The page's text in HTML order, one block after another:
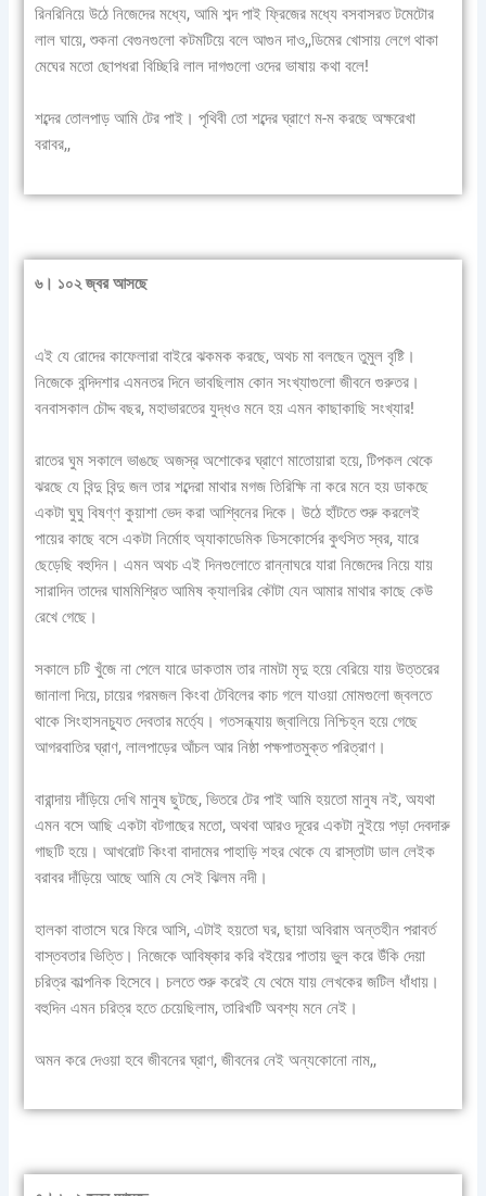
রিনরিনিয়ে উঠে নিজেদের মধ্যে, আমি শব্দ পাই ফ্রিজের মধ্যে বসবাসরত টমেটোর
লাল ঘায়ে, শুকনা বেগুনগুলো কটমটিয়ে বলে আগুন দাও,,ডিমের খোসায় লেগে থাকা
মেঘের মতো ছোপধরা বিচ্ছিরি লাল দাগগুলো ওদের ভাষায় কথা বলে!
শব্দের তোলপাড় আমি টের পাই। পৃথিবী তো শব্দের ঘ্রাণে ম-ম করছে অক্ষরেখা
বরাবর,,
৬। ১০২ জ্বর আসছে
এই যে রোদের কাফেলারা বাইরে ঝকমক করছে, অথচ মা বলছেন তুমুল বৃষ্টি।
নিজেকে বন্দিদশার এমনতর দিনে ভাবছিলাম কোন সংখ্যাগুলো জীবনে গুরুতর।
বনবাসকাল চৌদ্দ বছর, মহাভারতের যুদ্ধও মনে হয় এমন কাছাকাছি সংখ্যার!
রাতের ঘুম সকালে ভাঙছে অজস্র অশোকের ঘ্রাণে মাতোয়ারা হয়ে, টিপকল থেকে
ঝরছে যে বিন্দু বিন্দু জল তার শব্দেরা মাথার মগজ তিরিক্ষি না করে মনে হয় ডাকছে
একটা ঘুঘু বিষণ্ণ কুয়াশা ভেদ করা আশ্বিনের দিকে। উঠে হাঁটতে শুরু করলেই
পায়ের কাছে বসে একটা নির্মোহ অ্যাকাডেমিক ডিসকোর্সের কুৎসিত স্বর, যারে
ছেড়েছি বহুদিন। এমন অথচ এই দিনগুলোতে রান্নাঘরে যারা নিজেদের নিয়ে যায়
সারাদিন তাদের ঘামমিশ্রিত আমিষ ক্যালরির কৌটা যেন আমার মাথার কাছে কেউ
রেখে গেছে।
সকালে চটি খুঁজে না পেলে যারে ডাকতাম তার নামটা মৃদু হয়ে বেরিয়ে যায় উত্তরের
জানালা দিয়ে, চায়ের গরমজল কিংবা টেবিলের কাচ গলে যাওয়া মোমগুলো জ্বলতে
থাকে সিংহাসনচ্যুত দেবতার মর্ত্যে। গতসন্ধ্যায় জ্বালিয়ে নিশ্চিহ্ন হয়ে গেছে
আগরবাতির ঘ্রাণ, লালপাড়ের আঁচল আর নিষ্ঠা পক্ষপাতমুক্ত পরিত্রাণ।
বারান্দায় দাঁড়িয়ে দেখি মানুষ ছুটছে, ভিতরে টের পাই আমি হয়তো মানুষ নই, অযথা
এমন বসে আছি একটা বটগাছের মতো, অথবা আরও দূরের একটা নুইয়ে পড়া দেবদারু
গাছটি হয়ে। আখরোট কিংবা বাদামের পাহাড়ি শহর থেকে যে রাস্তাটা ডাল লেইক
বরাবর দাঁড়িয়ে আছে আমি যে সেই ঝিলম নদী।
হালকা বাতাসে ঘরে ফিরে আসি, এটাই হয়তো ঘর, ছায়া অবিরাম অন্তহীন পরাবর্ত
বাস্তবতার ভিত্তি। নিজেকে আবিষ্কার করি বইয়ের পাতায় ভুল করে উঁকি দেয়া
চরিত্র কাল্পনিক হিসেবে। চলতে শুরু করেই যে থেমে যায় লেখকের জটিল ধাঁধায়।
বহুদিন এমন চরিত্র হতে চেয়েছিলাম, তারিখটি অবশ্য মনে নেই।
অমন করে দেওয়া হবে জীবনের ঘ্রাণ, জীবনের নেই অন্যকোনো নাম,,